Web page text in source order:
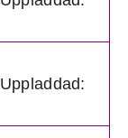
Uppladdad: